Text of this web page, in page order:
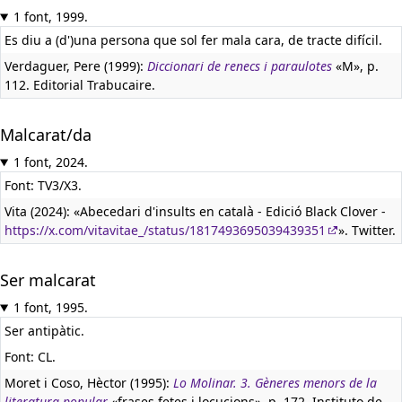
1 font, 1999.
Es diu a (d')una persona que sol fer mala cara, de tracte difícil.
Verdaguer, Pere (1999): Diccionari de renecs i paraulotes «M», p.
112. Editorial Trabucaire.
Malcarat/da
1 font, 2024.
Font: TV3/X3.
Vita (2024): «Abecedari d'insults en català - Edició Black Clover -
https://x.com/vitavitae_/status/1817493695039439351
». Twitter.
Ser malcarat
1 font, 1995.
Ser antipàtic.
Font: CL.
Moret i Coso, Hèctor (1995): Lo Molinar. 3. Gèneres menors de la